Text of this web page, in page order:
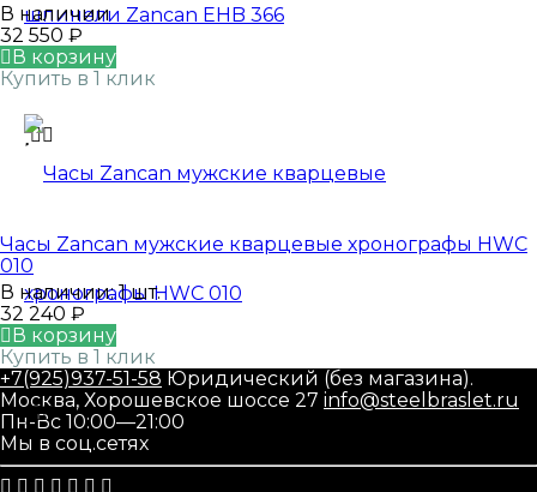
В наличии
32 550 ₽
В корзину
Купить в 1 клик
Часы Zancan мужские кварцевые хронографы HWC
010
В наличии: 1 шт.
32 240 ₽
В корзину
Купить в 1 клик
+7(925)937-51-58 Юридический (без магазина).
Москва, Хорошевское шоссе 27 info@steelbraslet.ru
Пн-Вс 10:00—21:00
Мы в соц.сетях